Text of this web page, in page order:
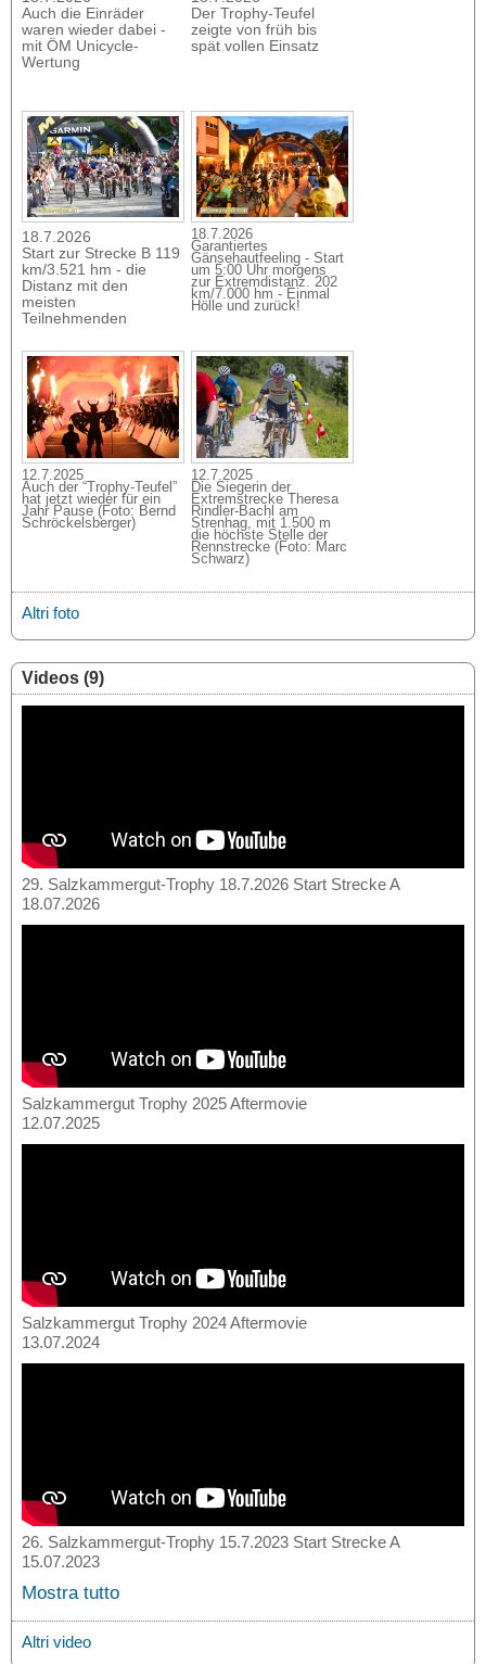
Auch die Einräder
waren wieder dabei -
mit ÖM Unicycle-
Wertung
Der Trophy-Teufel
zeigte von früh bis
spät vollen Einsatz
18.7.2026
Start zur Strecke B 119
km/3.521 hm - die
Distanz mit den
meisten
Teilnehmenden
18.7.2026
Garantiertes
Gänsehautfeeling - Start
um 5:00 Uhr morgens
zur Extremdistanz. 202
km/7.000 hm - Einmal
Hölle und zurück!
12.7.2025
Auch der “Trophy-Teufel”
hat jetzt wieder für ein
Jahr Pause (Foto: Bernd
Schröckelsberger)
12.7.2025
Die Siegerin der
Extremstrecke Theresa
Rindler-Bachl am
Strenhag, mit 1.500 m
die höchste Stelle der
Rennstrecke (Foto: Marc
Schwarz)
Altri foto
Videos (9)
29. Salzkammergut-Trophy 18.7.2026 Start Strecke A
18.07.2026
Salzkammergut Trophy 2025 Aftermovie
12.07.2025
Salzkammergut Trophy 2024 Aftermovie
13.07.2024
26. Salzkammergut-Trophy 15.7.2023 Start Strecke A
15.07.2023
Mostra tutto
Altri video